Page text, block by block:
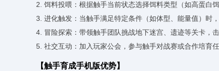
2. 饵料投喂：根据触手当前状态选择饵料类型（如高蛋白
3. 进化触发：当触手满足特定条件（如体型、能量值）时
4. 冒险探索：带领触手团队挑战地下迷宫、遗迹等关卡，
5. 社交互动：加入玩家公会，参与触手对战赛或合作培育
【触手育成手机版优势】